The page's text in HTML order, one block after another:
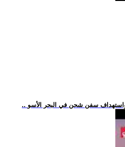
واستهداف سفن شحن في البحر الأسو